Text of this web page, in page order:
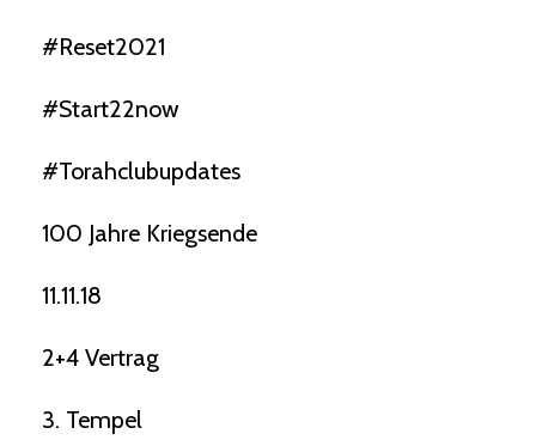
#reset2021
#start22now
#torahclubupdates
100 Jahre Kriegsende
11.11.18
2+4 Vertrag
3. Tempel